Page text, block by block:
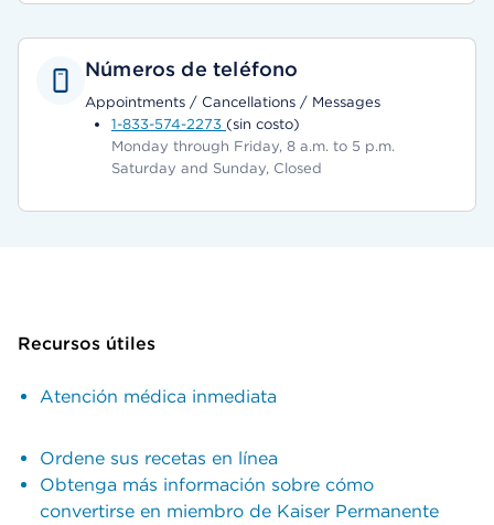
Números de teléfono
Appointments / Cancellations / Messages
1-833-574-2273 (sin costo)
Monday through Friday, 8 a.m. to 5 p.m.
Saturday and Sunday, Closed
Recursos útiles
Atención médica inmediata
Ordene sus recetas en línea
Obtenga más información sobre cómo
convertirse en miembro de Kaiser Permanente